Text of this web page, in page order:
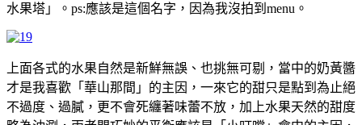
水果塔」。ps:應該是這個名字，因為我沒拍到menu。
上面各式的水果自然是新鮮無誤、也挑無可剔，當中的奶黃醬
才是我喜歡「華山那間」的主因，一來它的甜只是點到為止絕
不過度、過膩，更不會死纏著味蕾不放，加上水果天然的甜度